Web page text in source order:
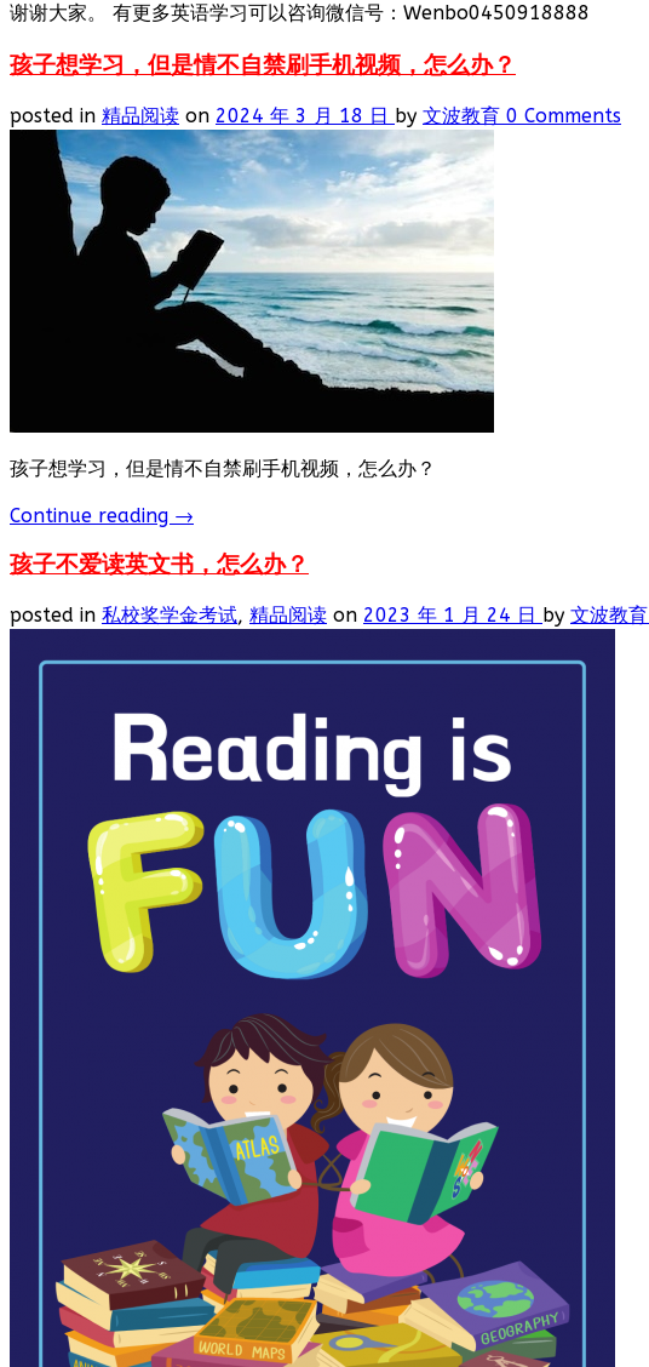
谢谢大家。 有更多英语学习可以咨询微信号：Wenbo0450918888
孩子想学习，但是情不自禁刷手机视频，怎么办？
posted in 精品阅读 on 2024 年 3 月 18 日 by 文波教育 0 Comments
孩子想学习，但是情不自禁刷手机视频，怎么办？
Continue reading →
孩子不爱读英文书，怎么办？
posted in 私校奖学金考试, 精品阅读 on 2023 年 1 月 24 日 by 文波教育